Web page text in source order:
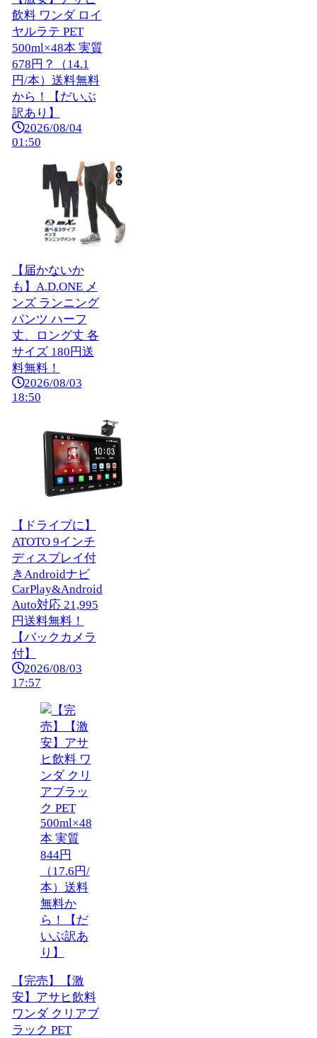
飲料 ワンダ ロイ
ヤルラテ PET
500ml×48本 実質
678円？（14.1
円/本）送料無料
から！【だいぶ
訳あり】
2026/08/04
01:50
【届かないか
も】A.D.ONE メ
ンズ ランニング
パンツ ハーフ
丈、ロング丈 各
サイズ 180円送
料無料！
2026/08/03
18:50
【ドライブに】
ATOTO 9インチ
ディスプレイ付
きAndroidナビ
CarPlay&Android
Auto対応 21,995
円送料無料！
【バックカメラ
付】
2026/08/03
17:57
【完売】【激
安】アサヒ飲料
ワンダ クリアブ
ラック PET